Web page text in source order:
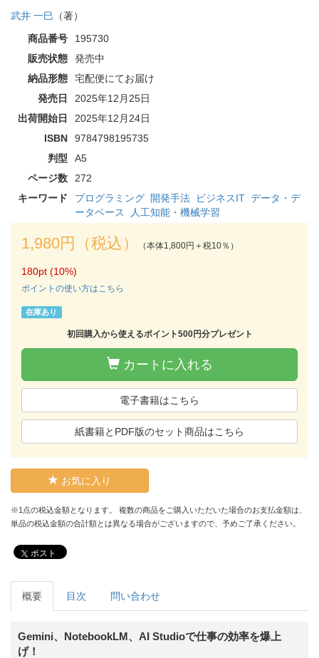
武井 一巳 （著）
商品番号
195730
販売状態
発売中
納品形態
宅配便にてお届け
発売日
2025年12月25日
出荷開始日
2025年12月24日
ISBN
9784798195735
判型
A5
ページ数
272
キーワード
プログラミング 開発手法 ビジネスIT データ・デ
ータベース
人工知能・機械学習
1,980円（税込） （本体1,800円＋税10％）
180pt (10%)
ポイントの使い方はこちら
在庫あり
初回購入から使えるポイント500円分プレゼント
カートに入れる
電子書籍はこちら
紙書籍とPDF版のセット商品はこちら
お気に入り
※1点の税込金額となります。 複数の商品をご購入いただいた場合のお支払金額は、
単品の税込金額の合計額とは異なる場合がございますので、予めご了承ください。
ポスト
概要 目次 問い合わせ
Gemini、NotebookLM、AI Studioで仕事の効率を爆上
げ！